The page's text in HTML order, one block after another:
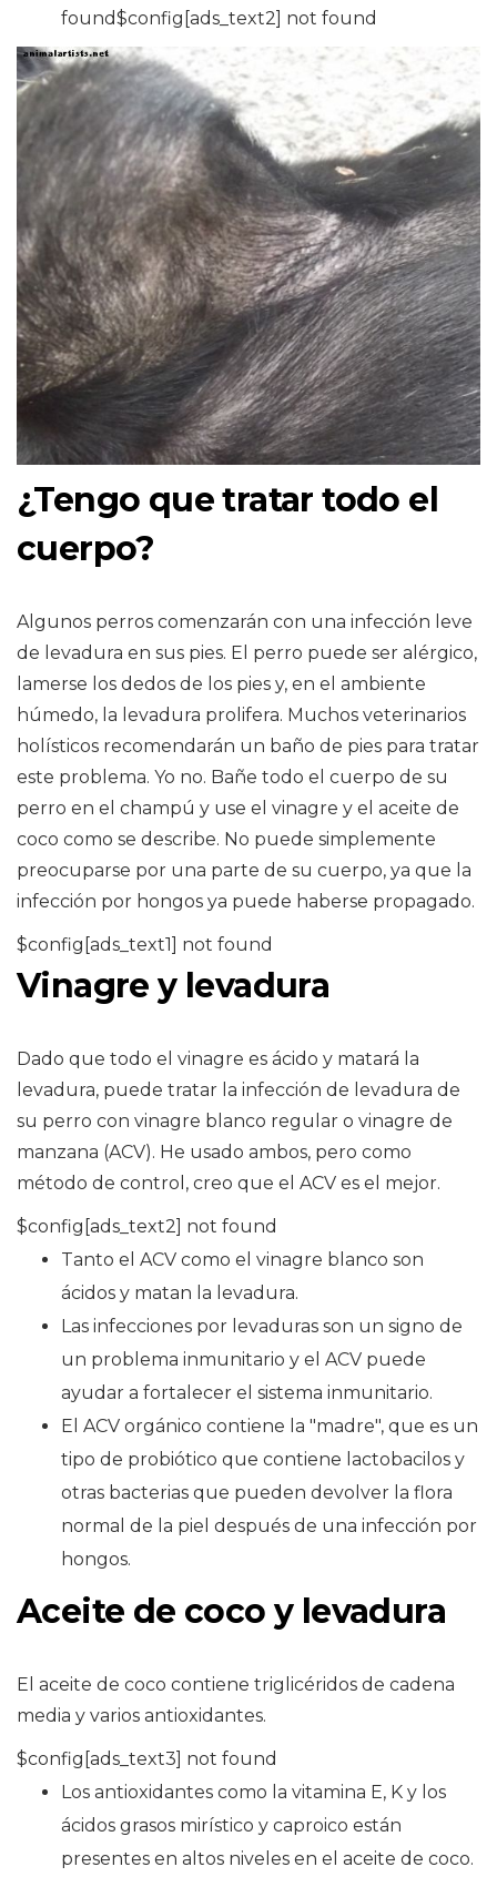
found$config[ads_text2] not found
¿Tengo que tratar todo el
cuerpo?
Algunos perros comenzarán con una infección leve
de levadura en sus pies. El perro puede ser alérgico,
lamerse los dedos de los pies y, en el ambiente
húmedo, la levadura prolifera. Muchos veterinarios
holísticos recomendarán un baño de pies para tratar
este problema. Yo no. Bañe todo el cuerpo de su
perro en el champú y use el vinagre y el aceite de
coco como se describe. No puede simplemente
preocuparse por una parte de su cuerpo, ya que la
infección por hongos ya puede haberse propagado.
$config[ads_text1] not found
Vinagre y levadura
Dado que todo el vinagre es ácido y matará la
levadura, puede tratar la infección de levadura de
su perro con vinagre blanco regular o vinagre de
manzana (ACV). He usado ambos, pero como
método de control, creo que el ACV es el mejor.
$config[ads_text2] not found
Tanto el ACV como el vinagre blanco son
ácidos y matan la levadura.
Las infecciones por levaduras son un signo de
un problema inmunitario y el ACV puede
ayudar a fortalecer el sistema inmunitario.
El ACV orgánico contiene la "madre", que es un
tipo de probiótico que contiene lactobacilos y
otras bacterias que pueden devolver la flora
normal de la piel después de una infección por
hongos.
Aceite de coco y levadura
El aceite de coco contiene triglicéridos de cadena
media y varios antioxidantes.
$config[ads_text3] not found
Los antioxidantes como la vitamina E, K y los
ácidos grasos mirístico y caproico están
presentes en altos niveles en el aceite de coco.